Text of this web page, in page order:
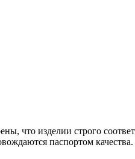
что изделии строго
паспортом качества.